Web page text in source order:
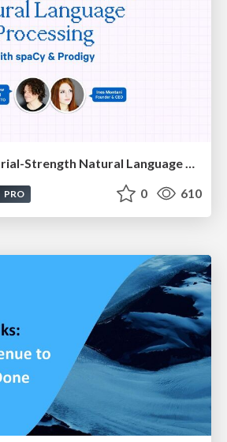
HU Berlin: Industrial-Strength Natural Language Processing with spaCy and Prodigy
PRO 0 610